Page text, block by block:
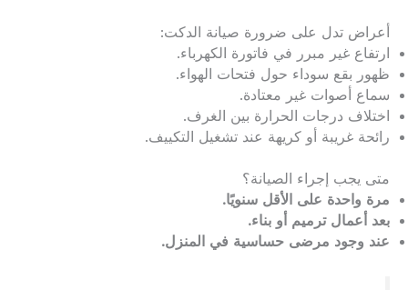
أعراض تدل على ضرورة صيانة الدكت:
ارتفاع غير مبرر في فاتورة الكهرباء.
ظهور بقع سوداء حول فتحات الهواء.
سماع أصوات غير معتادة.
اختلاف درجات الحرارة بين الغرف.
رائحة غريبة أو كريهة عند تشغيل التكييف.
متى يجب إجراء الصيانة؟
مرة واحدة على الأقل سنويًا.
بعد أعمال ترميم أو بناء.
عند وجود مرضى حساسية في المنزل.